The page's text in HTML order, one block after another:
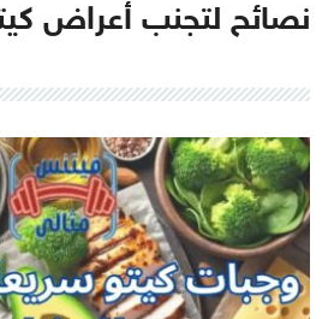
نصائح لتجنب أعراض